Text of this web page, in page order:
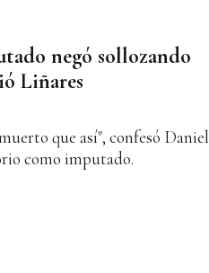
negó sollozando
Liñares
que así", confesó Daniel
como imputado.